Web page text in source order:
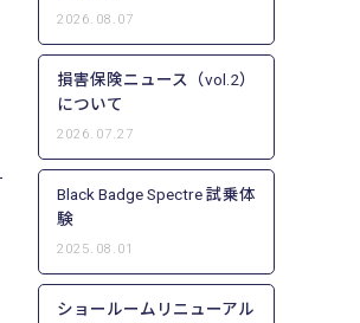
2026.08.07
損害保険ニュース（vol.2）
について
2026.07.27
Black Badge Spectre 試乗体
験
2025.08.01
ショールームリニューアル